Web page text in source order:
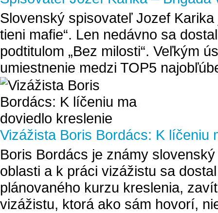
Slovenský spisovateľ Jozef Karika
tieni mafie“. Len nedávno sa
podtitulom „Bez milosti“. Veľkým
umiestnenie medzi TOP5
Vizážista Boris Bordács: K líčeniu
Boris Bordács je známy
oblasti a k práci vizážistu sa
plánovaného kurzu kreslenia,
vizážistu, ktorá ako sám hovorí,